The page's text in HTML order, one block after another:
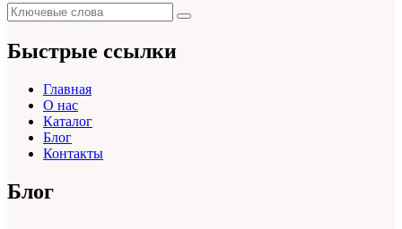
Поиск
для:
Поиск
Быстрые ссылки
Главная
О нас
Каталог
Блог
Контакты
Блог